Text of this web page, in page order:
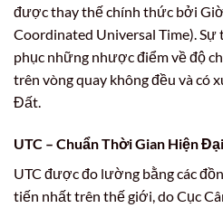
được thay thế chính thức bởi
Coordinated Universal Time). Sự
phục những nhược điểm về độ
trên vòng quay không đều và có
Đất.
UTC – Chuẩn Thời Gian Hiện Đại
UTC được đo lường bằng các
tiến nhất trên thế giới, do Cục